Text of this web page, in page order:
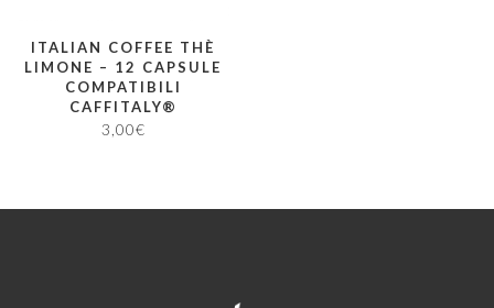
ITALIAN COFFEE THÈ
LIMONE – 12 CAPSULE
COMPATIBILI
CAFFITALY®
3,00€